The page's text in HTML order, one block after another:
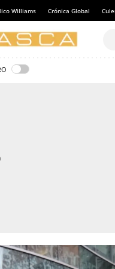
Williams Crónica Global